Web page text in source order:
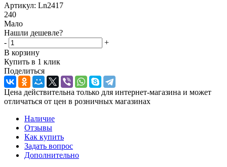
Артикул: Ln2417
240
Мало
Нашли дешевле?
-
+
В корзину
Купить в 1 клик
Поделиться
Цена действительна только для интернет-магазина и может
отличаться от цен в розничных магазинах
Наличие
Отзывы
Как купить
Задать вопрос
Дополнительно